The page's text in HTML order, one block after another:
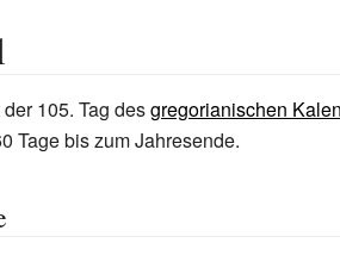
der 105. Tag desgregorianischen
Tage bis zum Jahresende.